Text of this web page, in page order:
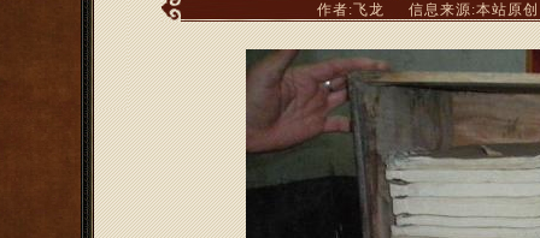
作者:飞龙 信息来源:本站原创